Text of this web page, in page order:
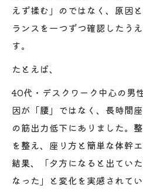
えず揉む」のではなく、原因
ランスを一つずつ確認したう
す。
たとえば、
40代・デスクワーク中心の男
因が「腰」ではなく、長時間
の筋出力低下にありました。
を整え、座り方と簡単な体幹
結果、「夕方になると出てい
なった」と変化を実感されてい